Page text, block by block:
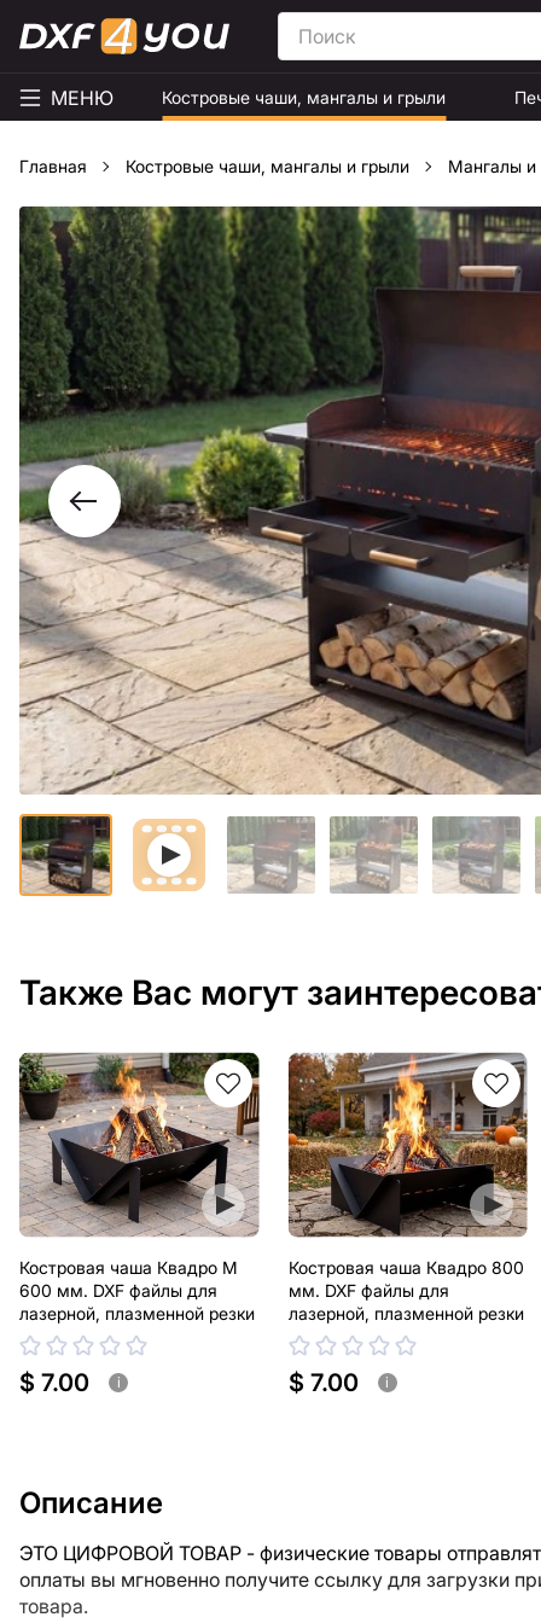
МЕНЮ Костровые чаши, мангалы и грыли
Главная Костровые чаши, мангалы и грыли Мангалы и
Также Вас могут
Костровая чаша Квадро М
600 мм. DXF файлы для
лазерной, плазменной резки
$ 7.00 i
Костровая чаша Квадро 800
мм. DXF файлы для
лазерной, плазменной резки
$ 7.00 i
Описание
ЭТО ЦИФРОВОЙ ТОВАР - физические товары
оплаты вы мгновенно получите ссылку для загрузки
товара.